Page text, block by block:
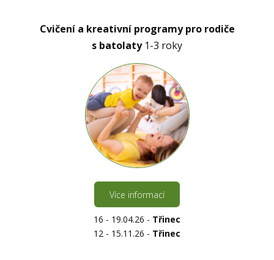
Cvičení a kreativní programy pro rodiče
s batolaty 1-3 roky
Více informací
16 - 19.04.26 - Třinec
12 - 15.11.26 - Třinec